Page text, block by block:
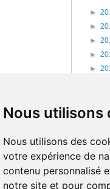
Nous utilisons
Nous utilisons des
votre expérience de
contenu personnalisé
notre site et pour
►
►
►
►
►
2010-2025